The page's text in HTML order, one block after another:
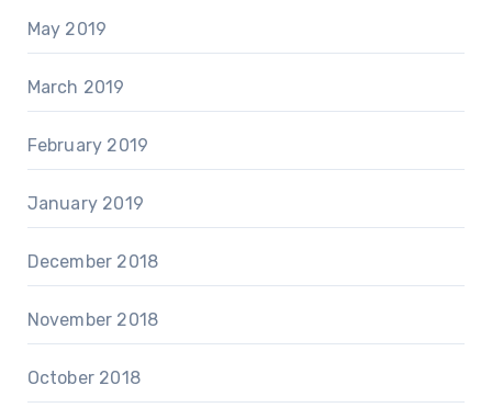
May 2019
March 2019
February 2019
January 2019
December 2018
November 2018
October 2018